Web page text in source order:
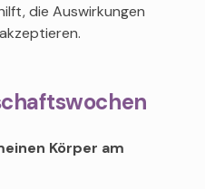
die Auswirkungen
Körper am